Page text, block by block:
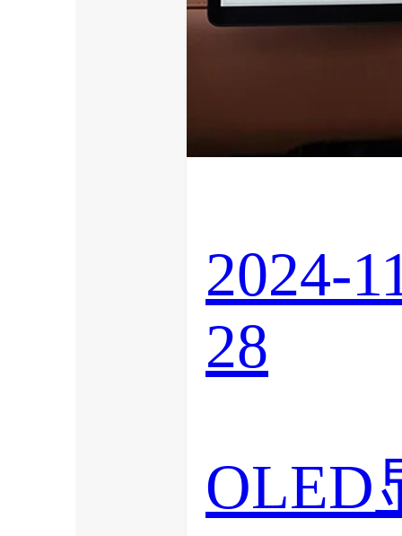
2024-
28
OLED